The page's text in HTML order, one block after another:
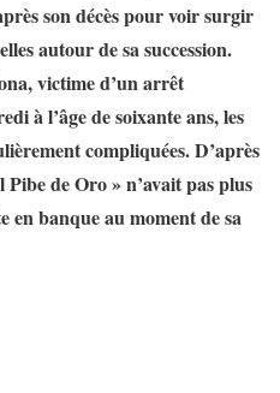
son décès pour voir surgir
autour de sa succession.
victime d’un arrêt
à l’âge de soixante ans, les
compliquées. D’après
de Oro » n’avait pas plus
en banque au moment de sa